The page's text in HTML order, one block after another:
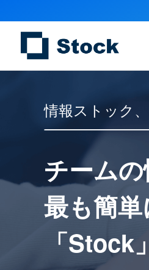
情報ストック
チームの
最も簡単
「Stock」